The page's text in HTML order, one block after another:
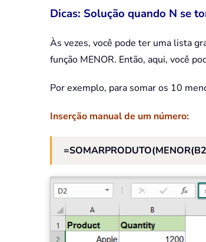
Dicas: Solução quando N se
Às vezes, você pode ter uma lista
função MENOR. Então, aqui, você
Por exemplo, para somar os 10
Inserção manual de um número: